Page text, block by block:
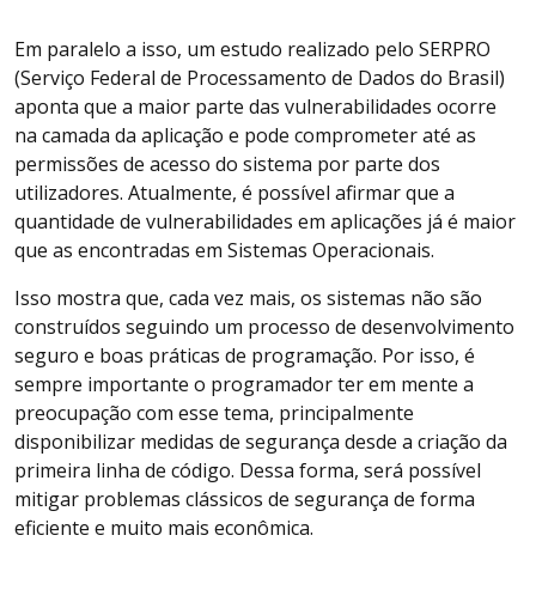
Em paralelo a isso, um estudo realizado pelo SERPRO
(Serviço Federal de Processamento de Dados do Brasil)
aponta que a maior parte das vulnerabilidades ocorre
na camada da aplicação e pode comprometer até as
permissões de acesso do sistema por parte dos
utilizadores. Atualmente, é possível afirmar que a
quantidade de vulnerabilidades em aplicações já é maior
que as encontradas em Sistemas Operacionais.
Isso mostra que, cada vez mais, os sistemas não são
construídos seguindo um processo de desenvolvimento
seguro e boas práticas de programação. Por isso, é
sempre importante o programador ter em mente a
preocupação com esse tema, principalmente
disponibilizar medidas de segurança desde a criação da
primeira linha de código. Dessa forma, será possível
mitigar problemas clássicos de segurança de forma
eficiente e muito mais econômica.